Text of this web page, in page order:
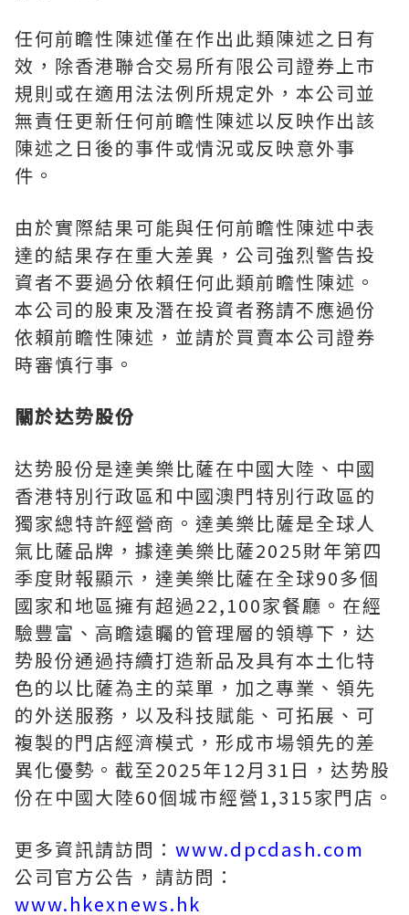
任何前瞻性陳述僅在作出此類陳述之日有
效，除香港聯合交易所有限公司證券上市
規則或在適用法法例所規定外，本公司並
無責任更新任何前瞻性陳述以反映作出該
陳述之日後的事件或情況或反映意外事
件。
由於實際結果可能與任何前瞻性陳述中表
達的結果存在重大差異，公司強烈警告投
資者不要過分依賴任何此類前瞻性陳述。
本公司的股東及潛在投資者務請不應過份
依賴前瞻性陳述，並請於買賣本公司證券
時審慎行事。
關於达势股份
达势股份是達美樂比薩在中國大陸、中國
香港特別行政區和中國澳門特別行政區的
獨家總特許經營商。達美樂比薩是全球人
氣比薩品牌，據達美樂比薩2025財年第四
季度財報顯示，達美樂比薩在全球90多個
國家和地區擁有超過22,100家餐廳。在經
驗豐富、高瞻遠矚的管理層的領導下 ， 达
势股份通過持續打造新品及具有本土化特
色的以比薩為主的菜單，加之專業、領先
的外送服務，以及科技賦能、可拓展、可
複製的門店經濟模式，形成市場領先的差
異化優勢。截至2025年12月31日， 达势股
份在中國大陸60個城市經營1,315家門店。
更多資訊請訪問： www.dpcdash.com
公司官方公告，請訪問：
www.hkexnews.hk